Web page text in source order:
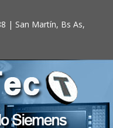
| San Martín, Bs As,